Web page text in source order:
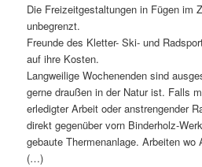
Die Freizeitgestaltungen in Fügen im
unbegrenzt.
Freunde des Kletter- Ski- und
auf ihre Kosten.
Langweilige Wochenenden sind
gerne draußen in der Natur ist. Falls
erledigter Arbeit oder anstrengender
direkt gegenüber vorn Binderholz-
gebaute Thermenanlage. Arbeiten wo
(…)